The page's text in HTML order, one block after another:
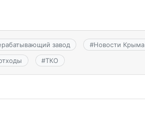
завод #Новости Крыма
#ТКО